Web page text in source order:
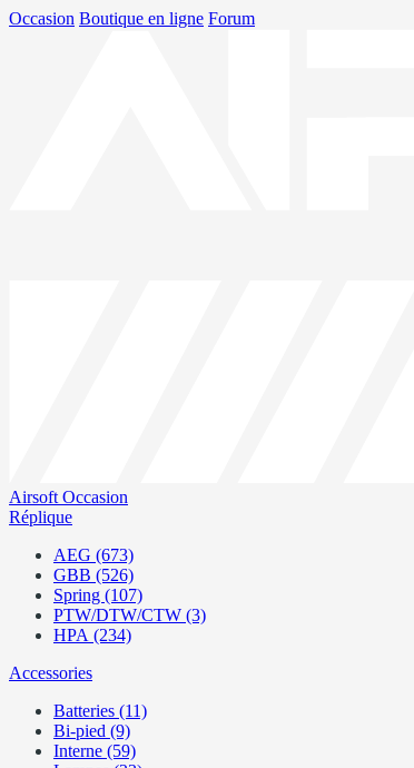
Occasion Boutique en ligne Forum
Airsoft Occasion
Réplique
AEG (673)
GBB (526)
Spring (107)
PTW/DTW/CTW (3)
HPA (234)
Accessories
Batteries (11)
Bi-pied (9)
Interne (59)